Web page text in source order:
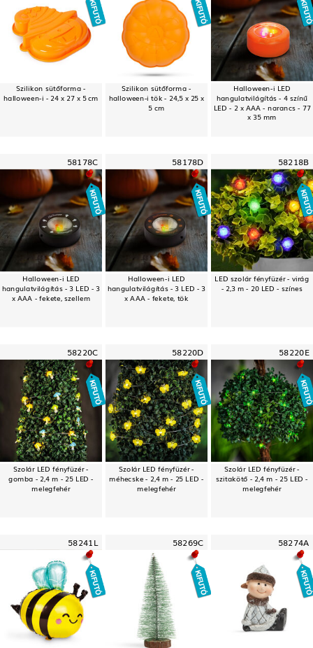
Szilikon sütőforma -
halloween-i - 24 x 27 x 5 cm
Szilikon sütőforma -
halloween-i tök - 24,5 x 25 x
5 cm
Halloween-i LED
hangulatvilágítás - 4 színű
LED - 2 x AAA - narancs - 77
x 35 mm
58178C
Halloween-i LED
hangulatvilágítás - 3 LED - 3
x AAA - fekete, szellem
58178D
Halloween-i LED
hangulatvilágítás - 3 LED - 3
x AAA - fekete, tök
58218B
LED szolár fényfüzér - virág
- 2,3 m - 20 LED - színes
58220C
Szolár LED fényfüzér -
gomba - 2,4 m - 25 LED -
melegfehér
58220D
Szolár LED fényfüzér -
méhecske - 2,4 m - 25 LED -
melegfehér
58220E
Szolár LED fényfüzér -
szitakötő - 2,4 m - 25 LED -
melegfehér
58241L 58269C 58274A